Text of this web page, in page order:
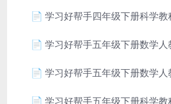
📄 学习好帮手四年级下册科学教
📄 学习好帮手五年级下册数学人
📄 学习好帮手五年级下册数学人
📄 学习好帮手五年级下册科学教